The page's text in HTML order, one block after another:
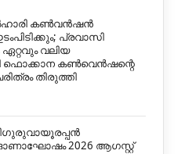
കൺവൻഷൻ
പ്രവാസി
വലിയ
ഫൊക്കാന കൺവെൻഷന്റെ
തിരുത്തി
2026 ആഗസ്റ്റ്